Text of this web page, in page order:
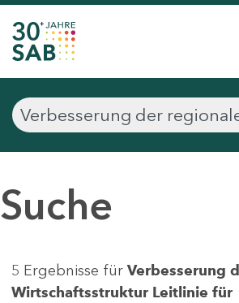
Suche
5 Ergebnisse für Verbesserung
Wirtschaftsstruktur Leitlinie für